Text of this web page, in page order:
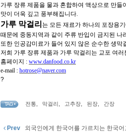
가루 장류 제품을 물과 혼합하여 액상으로 만
맛이 더욱 깊고 풍부해집니다.
가루 막걸리 는 모든 재료가 하나의 포장용
때문에 중동지역과 같이 주류 반입이 금지된 나
또한 인공감미료가 들어 있지 않은 순수한 생
저희 가루 장류 제품과 가루 막걸리는 교포 여
홈페이지 : www.danfood.co.kr
e-mail : hotrose@naver.com
?
TAG • 전통 막걸리 고추장 된장 간장
Prev 외국인에게 한국어를 가르치는 한국